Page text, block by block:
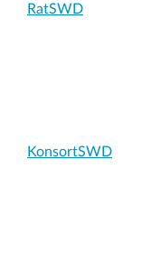
RatSWD
KonsortSWD